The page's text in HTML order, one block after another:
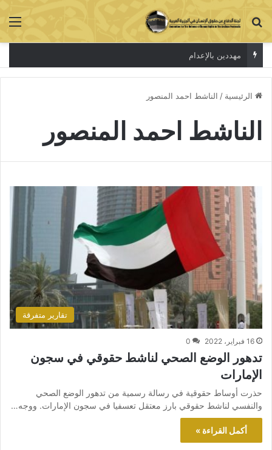
بحث عن
مهددين بالإعدام
الرئيسية / الناشط احمد المنصور
الناشط احمد المنصور
تقارير متفرقة
16 فبراير، 2022 0
تدهور الوضع الصحي لناشط حقوقي في سجون
الإمارات
حذرت أوساط حقوقية في رسالة رسمية من تدهور الوضع الصحي
والنفسي لناشط حقوقي بارز معتقل تعسفيا في سجون الإمارات. ووجه…
أكمل القراءة »